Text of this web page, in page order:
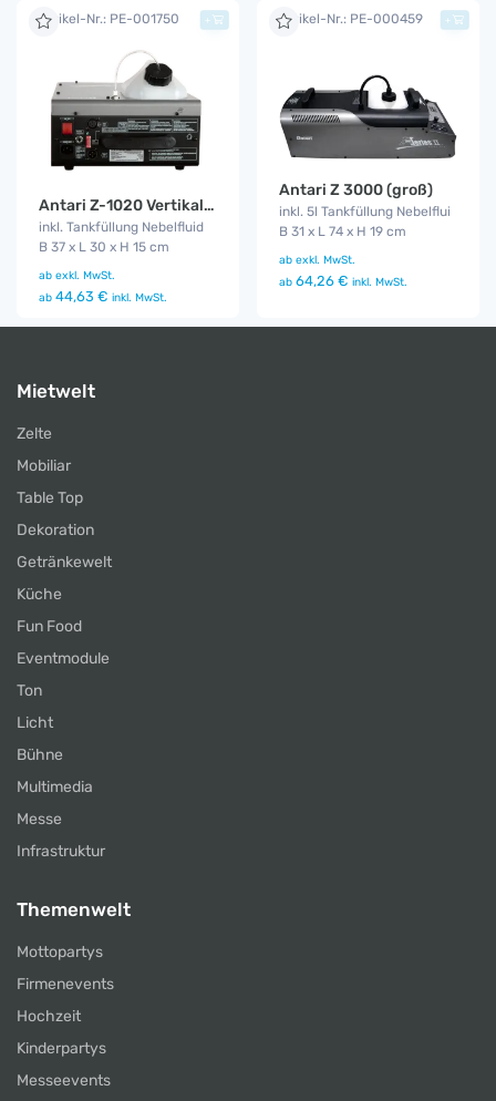
Artikel-Nr.: PE-001750
Antari Z-1020 Vertikal Fog Jet
inkl. Tankfüllung Nebelfluid
B 37 x L 30 x H 15 cm
ab exkl. MwSt.
ab 44,63 € inkl. MwSt.
+ Artikel-Nr.: PE-000459
Antari Z 3000 (groß)
inkl. 5l Tankfüllung Nebelflui
B 31 x L 74 x H 19 cm
ab exkl. MwSt.
ab 64,26 € inkl. MwSt.
+
Mietwelt
Zelte
Mobiliar
Table Top
Dekoration
Getränkewelt
Küche
Fun Food
Eventmodule
Ton
Licht
Bühne
Multimedia
Messe
Infrastruktur
Themenwelt
Mottopartys
Firmenevents
Hochzeit
Kinderpartys
Messeevents